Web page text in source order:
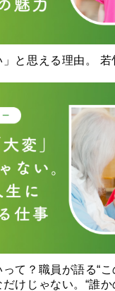
」と思える理由。
て？職員が語る“こ
けじゃない。“誰